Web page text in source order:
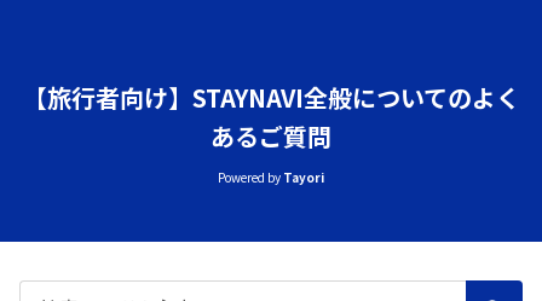
【旅行者向け】STAYNAVI全般についてのよく
あるご質問
Powered by Tayori